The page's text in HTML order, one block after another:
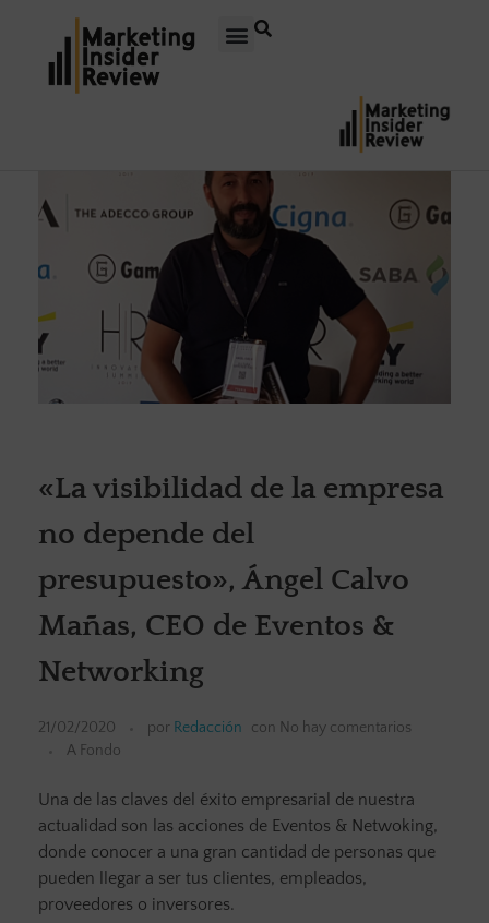
«La visibilidad de la empresa
no depende del
presupuesto», Ángel Calvo
Mañas, CEO de Eventos &
Networking
21/02/2020 por Redacción con No hay comentarios
A Fondo
Una de las claves del éxito empresarial de nuestra
actualidad son las acciones de Eventos & Netwoking,
donde conocer a una gran cantidad de personas que
pueden llegar a ser tus clientes, empleados,
proveedores o inversores.